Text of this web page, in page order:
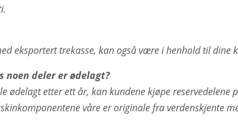
eksportert trekasse, kan også være i henhold til dine
noen deler er ødelagt?
ødelagt etter ett år, kan kundene kjøpe
våre er originale fra verdenskjente